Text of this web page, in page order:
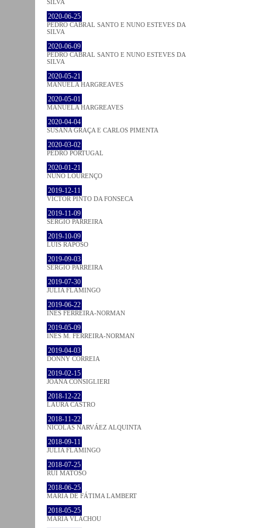
SILVA
2020-06-25
PEDRO CABRAL SANTO E NUNO ESTEVES DA
SILVA
2020-06-09
PEDRO CABRAL SANTO E NUNO ESTEVES DA
SILVA
2020-05-21
MANUELA HARGREAVES
2020-05-01
MANUELA HARGREAVES
2020-04-04
SUSANA GRAÇA E CARLOS PIMENTA
2020-03-02
PEDRO PORTUGAL
2020-01-21
NUNO LOURENÇO
2019-12-11
VICTOR PINTO DA FONSECA
2019-11-09
SÉRGIO PARREIRA
2019-10-09
LUÍS RAPOSO
2019-09-03
SÉRGIO PARREIRA
2019-07-30
JULIA FLAMINGO
2019-06-22
INÊS FERREIRA-NORMAN
2019-05-09
INÊS M. FERREIRA-NORMAN
2019-04-03
DONNY CORREIA
2019-02-15
JOANA CONSIGLIERI
2018-12-22
LAURA CASTRO
2018-11-22
NICOLÁS NARVÁEZ ALQUINTA
2018-09-11
JULIA FLAMINGO
2018-07-25
RUI MATOSO
2018-06-25
MARIA DE FÁTIMA LAMBERT
2018-05-25
MARIA VLACHOU